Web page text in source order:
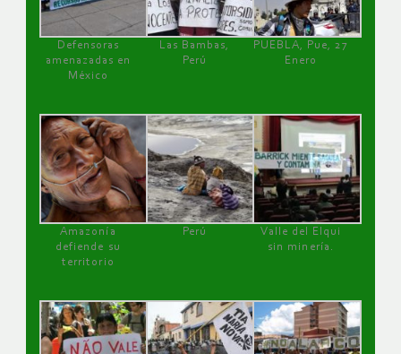
Defensoras
amenazadas en
México
Las Bambas,
Perú
PUEBLA, Pue, 27
Enero
Amazonía
defiende su
territorio
Perú
Valle del Elqui
sin minería.